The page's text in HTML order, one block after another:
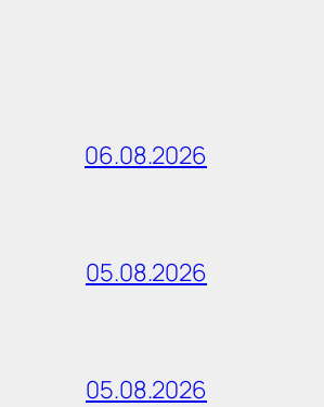
06.08.2026
05.08.2026
05.08.2026